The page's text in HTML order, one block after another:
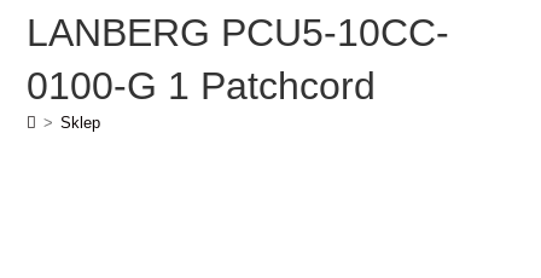
LANBERG PCU5-10CC-
0100-G 1 Patchcord
> Sklep